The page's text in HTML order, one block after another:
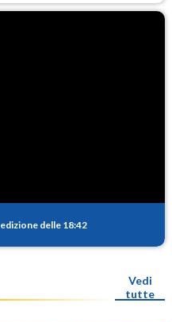
edizione delle 18:42
Vedi
tutte